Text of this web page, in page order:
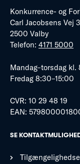
Konkurrence- og
Carl Jacobsens Vej
2500 Valby
Telefon: 4171 5000
Mandag–torsdag kl.
Fredag 8:30–15:00
CVR: 10 29 48 19
EAN:
SE